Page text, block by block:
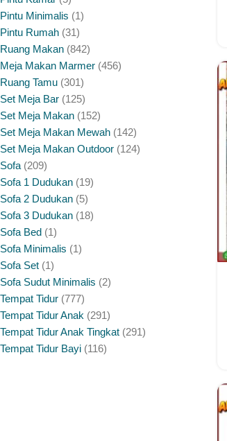
Pintu Minimalis 1
Pintu Rumah 31
Ruang Makan 842
Meja Makan Marmer 456
Ruang Tamu 301
Set Meja Bar 125
Set Meja Makan 152
Set Meja Makan Mewah 142
Set Meja Makan Outdoor 124
Sofa 209
Sofa 1 Dudukan 19
Sofa 2 Dudukan 5
Sofa 3 Dudukan 18
Sofa Bed 1
Sofa Minimalis 1
Sofa Set 1
Sofa Sudut Minimalis 2
Tempat Tidur 777
Tempat Tidur Anak 291
Tempat Tidur Anak Tingkat 291
Tempat Tidur Bayi 116